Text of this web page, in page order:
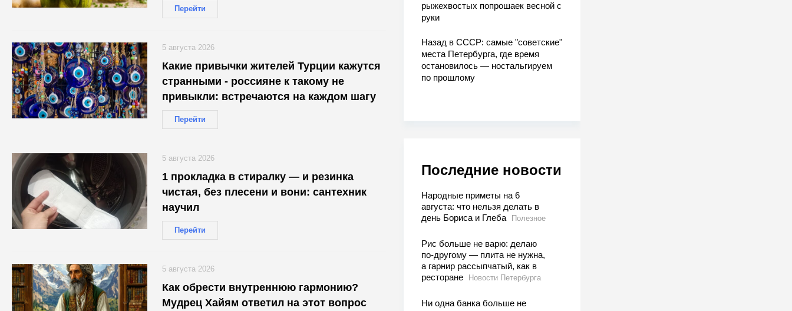
рыжехвостых попрошаек весной с
руки
Назад в СССР: самые "советские"
места Петербурга, где время
остановилось — ностальгируем
по прошлому
Последние новости
Народные приметы на 6
августа: что нельзя делать в
день Бориса и Глеба
Полезное
Рис больше не варю: делаю
по-другому — плита не нужна,
а гарнир рассыпчатый, как в
ресторане
Новости Петербурга
Ни одна банка больше не
Перейти
Какие привычки жителей Турции кажутся
странными - россияне к такому не
привыкли: встречаются на каждом шагу
Перейти
5 августа 2026
1 прокладка в стиралку — и резинка
чистая, без плесени и вони: сантехник
научил
Перейти
5 августа 2026
Как обрести внутреннюю гармонию?
Мудрец Хайям ответил на этот вопрос
5 августа 2026